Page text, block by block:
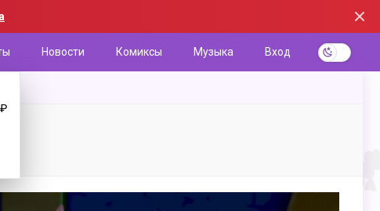
Новости Комиксы Музыка Вход